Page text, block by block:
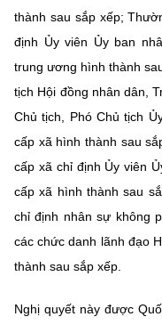
thành sau sắp xếp;
định Ủy viên Ủy ban
trung ương hình thành
tịch Hội đồng nhân dân,
Chủ tịch, Phó Chủ tịch
cấp xã hình thành sau
cấp xã chỉ định Ủy viên
cấp xã hình thành sau
chỉ định nhân sự không
các chức danh lãnh đạo
thành sau sắp xếp.
Nghị quyết này được